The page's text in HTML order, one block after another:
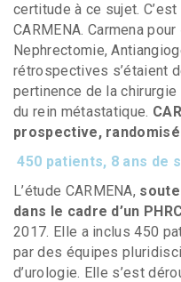
certitude à ce sujet.
CARMENA. Carmena
Nephrectomie,
rétrospectives s’étaient
pertinence de la
du rein métastatique.
prospective,
450 patients, 8 ans de
L’étude CARMENA,
dans le cadre d’un
2017. Elle a inclus 450
par des équipes
d’urologie. Elle s’est